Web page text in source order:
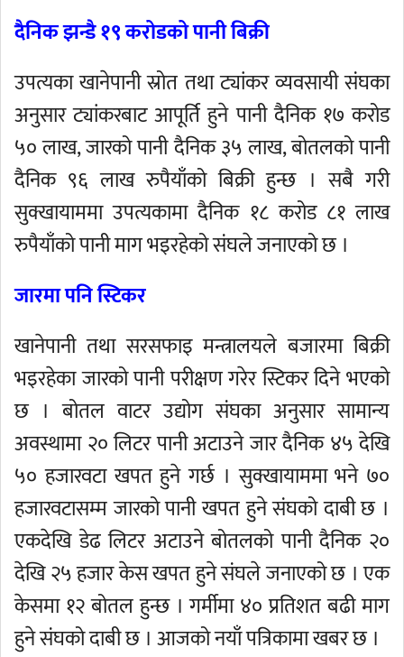
दैनिक झन्डै १९ करोडको पानी बिक्री
उपत्यका खानेपानी स्रोत तथा ट्यांकर व्यवसायी संघका
अनुसार ट्यांकरबाट आपूर्ति हुने पानी दैनिक १७ करोड
५० लाख, जारको पानी दैनिक ३५ लाख, बोतलको पानी
दैनिक ९६ लाख रुपैयाँको बिक्री हुन्छ । सबै गरी
सुक्खायाममा उपत्यकामा दैनिक १८ करोड ८१ लाख
रुपैयाँको पानी माग भइरहेको संघले जनाएको छ ।
जारमा पनि स्टिकर
खानेपानी तथा सरसफाइ मन्त्रालयले बजारमा बिक्री
भइरहेका जारको पानी परीक्षण गरेर स्टिकर दिने भएको
छ । बोतल वाटर उद्योग संघका अनुसार सामान्य
अवस्थामा २० लिटर पानी अटाउने जार दैनिक ४५ देखि
५० हजारवटा खपत हुने गर्छ । सुक्खायाममा भने ७०
हजारवटासम्म जारको पानी खपत हुने संघको दाबी छ ।
एकदेखि डेढ लिटर अटाउने बोतलको पानी दैनिक २०
देखि २५ हजार केस खपत हुने संघले जनाएको छ । एक
केसमा १२ बोतल हुन्छ । गर्मीमा ४० प्रतिशत बढी माग
हुने संघको दाबी छ । आजको नयाँ पत्रिकामा खबर छ ।